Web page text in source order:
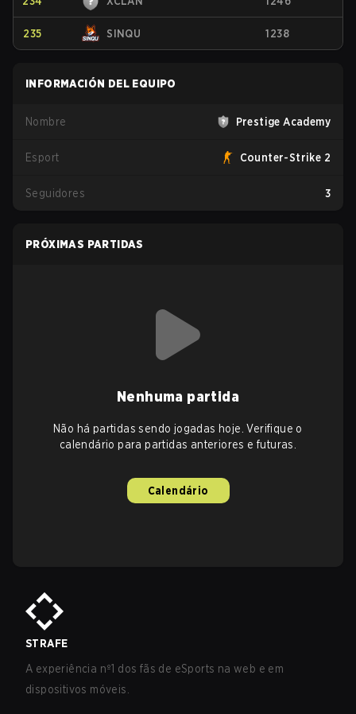
235 SINQU 1238
INFORMACIÓN DEL EQUIPO
Nombre Prestige Academy
Esport Counter-Strike 2
Seguidores 3
PRÓXIMAS PARTIDAS
Nenhuma partida
Não há partidas sendo jogadas hoje. Verifique o
calendário para partidas anteriores e futuras.
Calendário
STRAFE
A experiência nº1 dos fãs de eSports na web e em
dispositivos móveis.